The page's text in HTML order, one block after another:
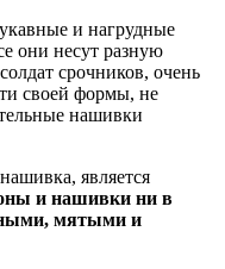
и нагрудные
они несут разную
срочников, очень
своей формы, не
нашивки
является
и нашивки ни в
мятыми и